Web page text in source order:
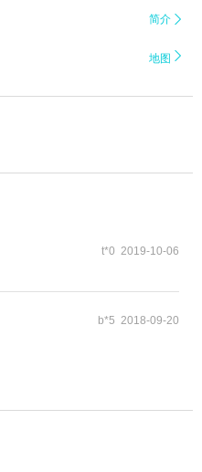
简介 
地图 
t*0 2019-10-06
b*5 2018-09-20